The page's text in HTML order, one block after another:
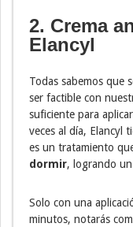
2. Crema
Elancyl
Todas sabemos que
ser factible con
suficiente para
veces al día, Elancyl
es un tratamiento
dormir, logrando
Solo con una
minutos, notarás